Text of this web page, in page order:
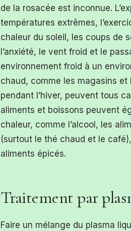
de la rosacée est inconnue.
températures extrêmes,
chaleur du soleil, les coups de
l’anxiété, le vent froid et le
environnement froid à un
chaud, comme les magasins et
pendant l’hiver, peuvent tous
aliments et boissons peuvent
chaleur, comme l’alcool, les
(surtout le thé chaud et le
aliments épicés.
Traitement par
Faire un mélange du plasma